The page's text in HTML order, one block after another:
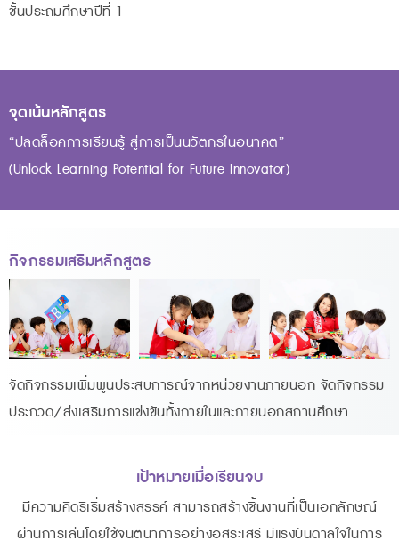
ชั้นประถมศึกษาปีที่ 1
จุดเน้นหลักสูตร
“ปลดล็อคการเรียนรู้ สู่การเป็นนวัตกรในอนาคต”
(Unlock Learning Potential for Future Innovator)
กิจกรรมเสริมหลักสูตร
จัดกิจกรรมเพิ่มพูนประสบการณ์จากหน่วยงานภายนอก จัดกิจกรรม
ประกวด/ส่งเสริมการแข่งขันทั้งภายในและภายนอกสถานศึกษา
เป้าหมายเมื่อเรียนจบ
มีความคิดริเริ่มสร้างสรรค์ สามารถสร้างชิ้นงานที่เป็นเอกลักษณ์
ผ่านการเล่นโดยใช้จินตนาการอย่างอิสระเสรี มีแรงบันดาลใจในการ